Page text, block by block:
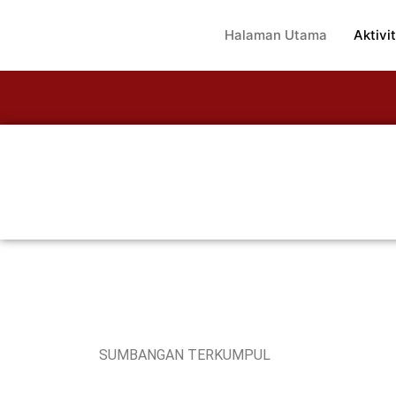
Halaman Utama
SUMBANGAN TERKUMPUL